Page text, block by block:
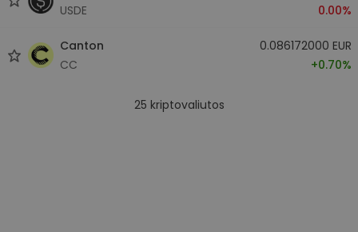
USDE
0.00%
Canton
CC
0.086172000 EUR
+0.70%
25 kriptovaliutos